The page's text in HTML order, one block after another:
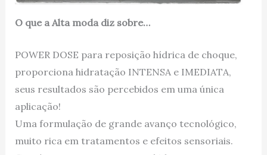
O que a Alta moda diz sobre…
POWER DOSE para reposição hídrica de choque,
proporciona hidratação INTENSA e IMEDIATA,
seus resultados são percebidos em uma única
aplicação!
Uma formulação de grande avanço tecnológico,
muito rica em tratamentos e efeitos sensoriais.